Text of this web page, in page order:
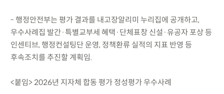
- 행정안전부는 평가 결과를 내고장알리미 누리집에 공개하고,
우수사례집 발간·특별교부세 혜택·단체표창 신설·유공자 포상 등
인센티브, 행정컨설팅단 운영, 정책환류 실적의 지표 반영 등
후속조치를 추진할 계획임.
<붙임> 2026년 지자체 합동 평가 정성평가 우수사례